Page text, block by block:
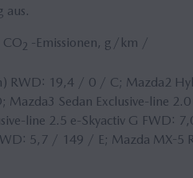
aus.
2 -Emissionen, g/km /
RWD: 19,4 / 0 / C; Mazda2
Sedan Exclusive-line 2.0
line 2.5 e-Skyactiv G FWD:
5,7 / 149 / E; Mazda MX-5